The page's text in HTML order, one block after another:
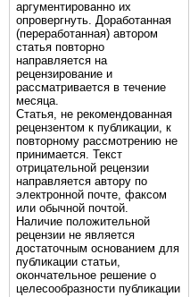
аргументированно их
опровергнуть. Доработанная
(переработанная) автором
статья повторно
направляется на
рецензирование и
рассматривается в течение
месяца.
Статья, не рекомендованная
рецензентом к публикации, к
повторному рассмотрению не
принимается. Текст
отрицательной рецензии
направляется автору по
электронной почте, факсом
или обычной почтой.
Наличие положительной
рецензии не является
достаточным основанием для
публикации статьи,
окончательное решение о
целесообразности публикации